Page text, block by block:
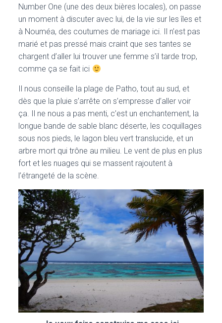
Number One (une des deux bières locales), on passe
un moment à discuter avec lui, de la vie sur les îles et
à Nouméa, des coutumes de mariage ici. Il n’est pas
marié et pas pressé mais craint que ses tantes se
chargent d’aller lui trouver une femme s’il tarde trop,
comme ça se fait ici
Il nous conseille la plage de Patho, tout au sud, et
dès que la pluie s’arrête on s’empresse d’aller voir
ça. Il ne nous a pas menti, c’est un enchantement, la
longue bande de sable blanc déserte, les coquillages
sous nos pieds, le lagon bleu vert translucide, et un
arbre mort qui trône au milieu. Le vent de plus en plus
fort et les nuages qui se massent rajoutent à
l’étrangeté de la scène.